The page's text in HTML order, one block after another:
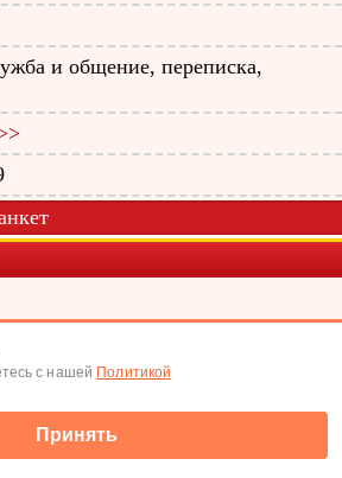
и общение, переписка,
с нашей Политикой
Принять